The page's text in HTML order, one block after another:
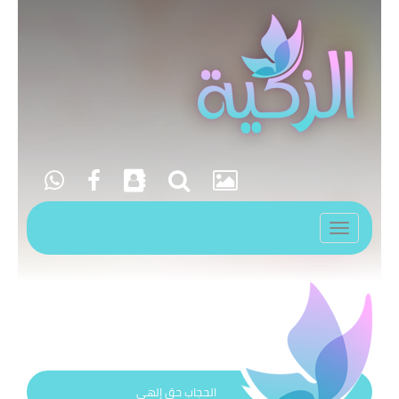
Toggle
navigation
الحجاب حق إلهي